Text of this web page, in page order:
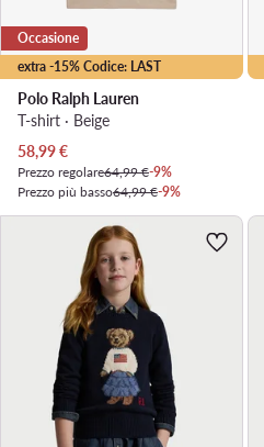
extra -15% Codice: LAST
Occasione
Polo Ralph Lauren
T-shirt · Beige
Prezzo attuale
58,99€
Prezzo regolare64,99 €-9%
Prezzo più basso64,99 €-9%